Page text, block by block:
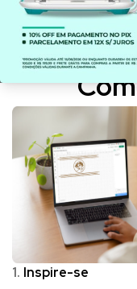
1. Inspire-se